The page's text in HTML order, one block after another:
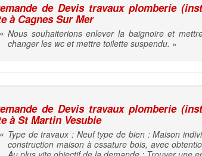
de Devis travaux plomberie
à Cagnes Sur Mer
« Nous souhaiterions enlever la baignoire et
changer les wc et mettre toilette suspendu. »
de Devis travaux plomberie
à St Martin Vesubie
« Type de travaux : Neuf type de bien : Maison
construction maison à ossature bois, avec